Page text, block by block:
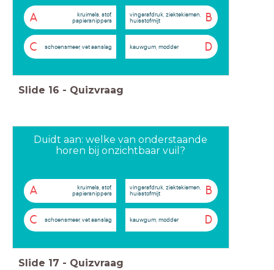
A
kruimels, stof,
papiersnippers
B
vingerafdruk, ziektekiemen,
huisstofmijt
C schoensmeer, vet aanslag D
kauwgum, modder
Slide 16 - Quizvraag
Duidt aan: welke van onderstaande
horen bij onzichtbaar vuil?
A
kruimels, stof,
papiersnippers
B
vingerafdruk, ziektekiemen,
huisstofmijt
C schoensmeer, vet aanslag D
kauwgum, modder
Slide 17 - Quizvraag